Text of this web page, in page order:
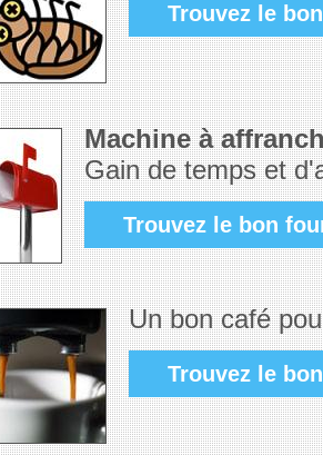
Trouvez le
Machine à
Gain de temps et
Trouvez le bon
Un bon café
Trouvez le